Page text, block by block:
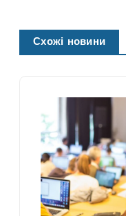
Схожі новини